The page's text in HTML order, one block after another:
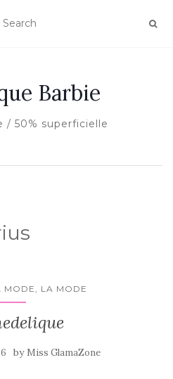
NAVIGATION
Barbie
/ 50% superficielle
MODE, LA MODE
by Miss GlamaZone